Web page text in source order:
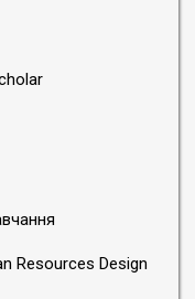
Resources Design